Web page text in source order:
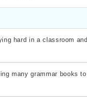
hard in a classroom
many grammar books